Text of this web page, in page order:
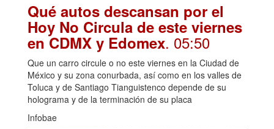
Qué autos descansan por el
Hoy No Circula de este viernes
en CDMX y Edomex. 05:50
Que un carro circule o no este viernes en la Ciudad de
México y su zona conurbada, así como en los valles de
Toluca y de Santiago Tianguistenco depende de su
holograma y de la terminación de su placa
Infobae